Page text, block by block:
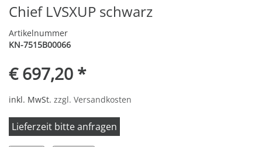
Chief LVSXUP schwarz
Artikelnummer
KN-7515B00066
€ 697,20 *
inkl. MwSt. zzgl. Versandkosten
Lieferzeit bitte anfragen